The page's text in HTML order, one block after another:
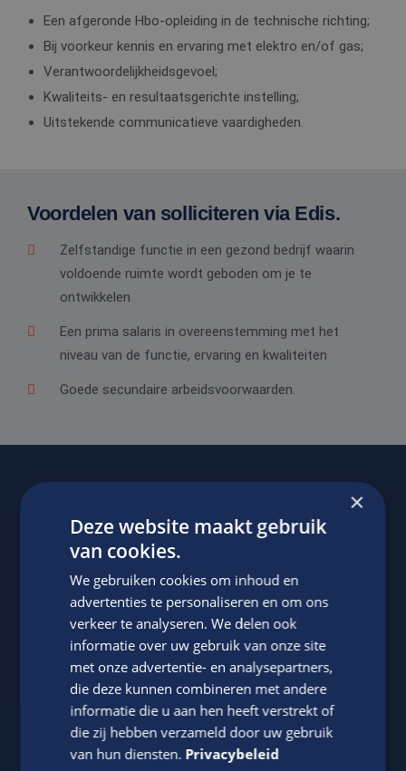
Een afgeronde Hbo-opleiding in de technische richting;
Bij voorkeur kennis en ervaring met elektro en/of gas;
Verantwoordelijkheidsgevoel;
Kwaliteits- en resultaatsgerichte instelling;
Uitstekende communicatieve vaardigheden.
Voordelen van solliciteren via Edis.
Zelfstandige functie in een gezond bedrijf waarin
voldoende ruimte wordt geboden om je te
ontwikkelen
Een prima salaris in overeenstemming met het
niveau van de functie, ervaring en kwaliteiten
Goede secundaire arbeidsvoorwaarden.
Jasper Bout
Neem contact op met ons via telefoon of e-mail.
×
Deze website maakt gebruik
van cookies.
We gebruiken cookies om inhoud en
advertenties te personaliseren en om ons
verkeer te analyseren. We delen ook
informatie over uw gebruik van onze site
met onze advertentie- en analysepartners,
die deze kunnen combineren met andere
informatie die u aan hen heeft verstrekt of
die zij hebben verzameld door uw gebruik
van hun diensten. Privacybeleid